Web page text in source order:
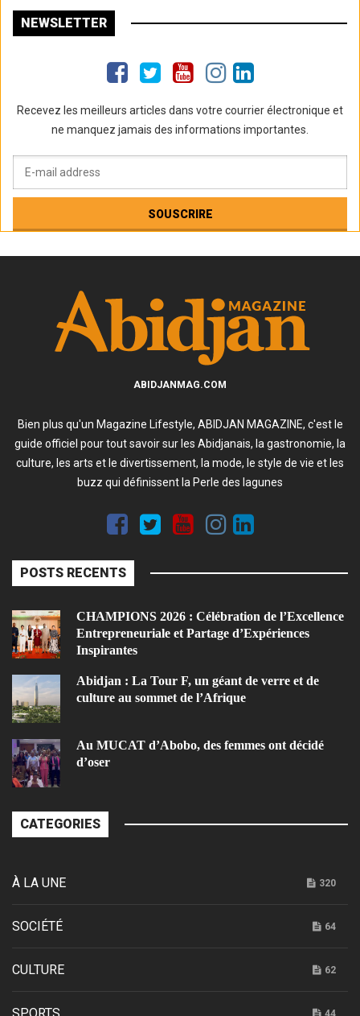
NEWSLETTER
Recevez les meilleurs articles dans votre courrier électronique et
ne manquez jamais des informations importantes.
ABIDJANMAG.COM
Bien plus qu'un Magazine Lifestyle, ABIDJAN MAGAZINE, c'est le
guide officiel pour tout savoir sur les Abidjanais, la gastronomie, la
culture, les arts et le divertissement, la mode, le style de vie et les
buzz qui définissent la Perle des lagunes
POSTS RECENTS
CHAMPIONS 2026 : Célébration de l’Excellence
Entrepreneuriale et Partage d’Expériences
Inspirantes
Abidjan : La Tour F, un géant de verre et de
culture au sommet de l’Afrique
Au MUCAT d’Abobo, des femmes ont décidé
d’oser
CATEGORIES
À LA UNE 320
SOCIÉTÉ 64
CULTURE 62
44